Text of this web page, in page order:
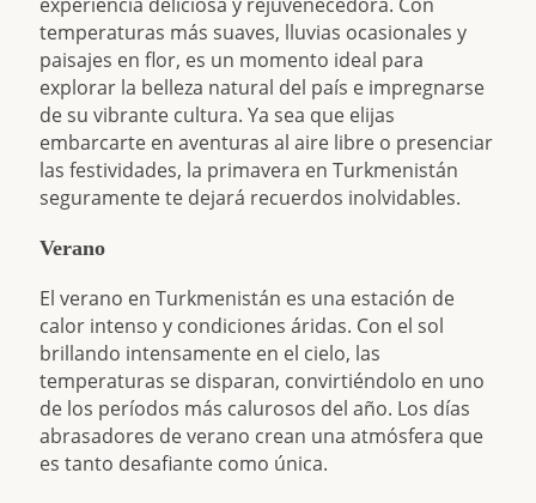
temperaturas más suaves, lluvias ocasionales y
paisajes en flor, es un momento ideal para
explorar la belleza natural del país e impregnarse
de su vibrante cultura. Ya sea que elijas
embarcarte en aventuras al aire libre o presenciar
las festividades, la primavera en Turkmenistán
seguramente te dejará recuerdos inolvidables.
Verano
El verano en Turkmenistán es una estación de
calor intenso y condiciones áridas. Con el sol
brillando intensamente en el cielo, las
temperaturas se disparan, convirtiéndolo en uno
de los períodos más calurosos del año. Los días
abrasadores de verano crean una atmósfera que
es tanto desafiante como única.